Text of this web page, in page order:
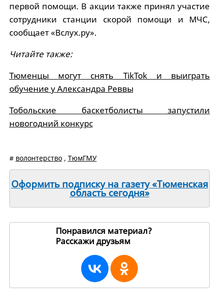
первой помощи. В акции также принял участие
сотрудники станции скорой помощи и МЧС,
сообщает «Вслух.ру».
Читайте также:
Тюменцы могут снять TikTok и выиграть
обучение у Александра Реввы
Тобольские баскетболисты запустили
новогодний конкурс
# волонтерство, ТюмГМУ
Оформить подписку на газету «Тюменская
область сегодня»
Понравился материал?
Расскажи друзьям